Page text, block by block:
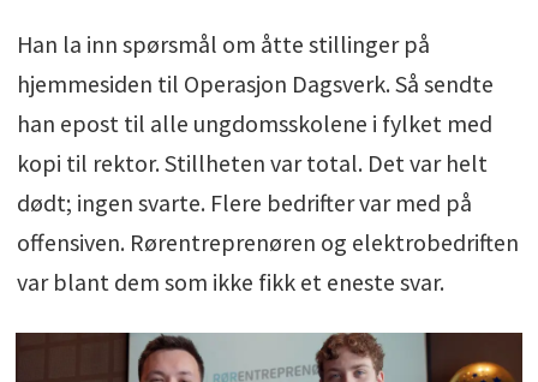
Han la inn spørsmål om åtte stillinger på
hjemmesiden til Operasjon Dagsverk. Så sendte
han epost til alle ungdomsskolene i fylket med
kopi til rektor. Stillheten var total. Det var helt
dødt; ingen svarte. Flere bedrifter var med på
offensiven. Rørentreprenøren og elektrobedriften
var blant dem som ikke fikk et eneste svar.